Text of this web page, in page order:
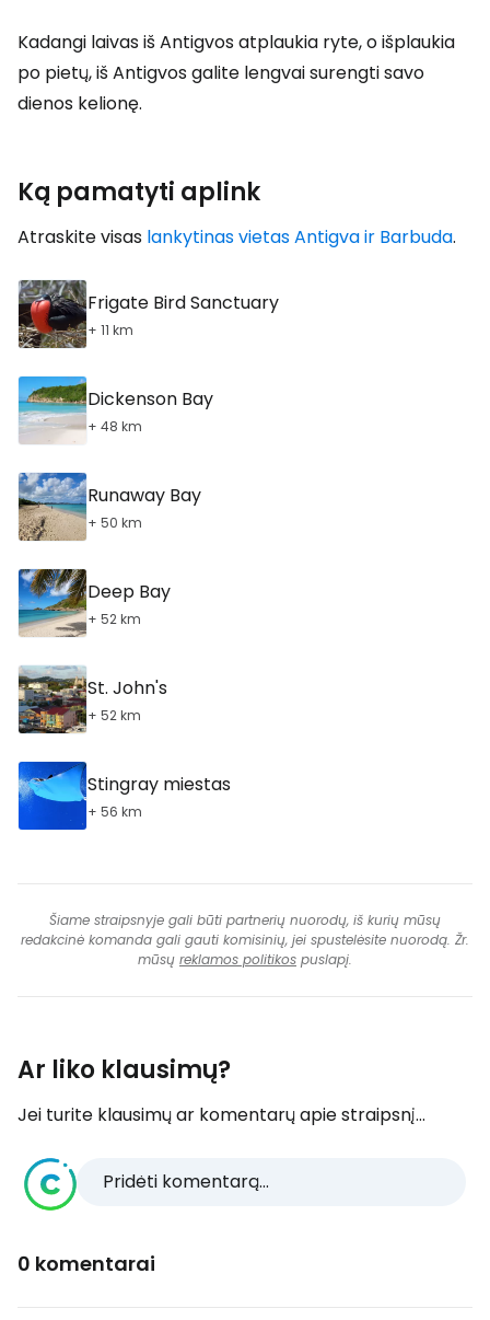
Kadangi laivas iš Antigvos atplaukia ryte, o išplaukia
po pietų, iš Antigvos galite lengvai surengti savo
dienos kelionę.
Ką pamatyti aplink
Atraskite visas lankytinas vietas Antigva ir Barbuda.
Frigate Bird Sanctuary
+ 11 km
Dickenson Bay
+ 48 km
Runaway Bay
+ 50 km
Deep Bay
+ 52 km
St. John's
+ 52 km
Stingray miestas
+ 56 km
Šiame straipsnyje gali būti partnerių nuorodų, iš kurių mūsų
redakcinė komanda gali gauti komisinių, jei spustelėsite nuorodą. Žr.
mūsų reklamos politikos puslapį.
Ar liko klausimų?
Jei turite klausimų ar komentarų apie straipsnį...
Pridėti komentarą...
0 komentarai